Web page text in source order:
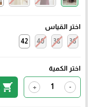
اختر القياس
36
38
40
42
اختر الكمية
-
+
shopping_cart